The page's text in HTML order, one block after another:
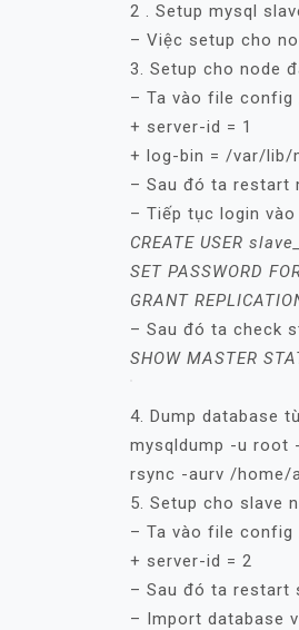
2 . Setup mysql
– Việc setup cho
3. Setup cho node
– Ta vào file
+ server-id = 1
+ log-bin = /var/lib/
– Sau đó ta restart
– Tiếp tục login
CREATE USER
SET PASSWORD
GRANT
– Sau đó ta check
SHOW MASTER
4. Dump database
mysqldump -u root
rsync -aurv /home/
5. Setup cho slave
– Ta vào file
+ server-id = 2
– Sau đó ta restart
– Import database